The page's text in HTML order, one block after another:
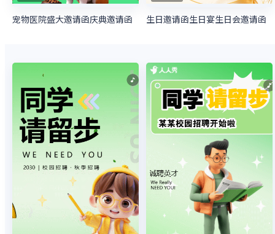
宠物医院盛大邀请函庆典邀请函 生日邀请函生日宴生日会邀请函